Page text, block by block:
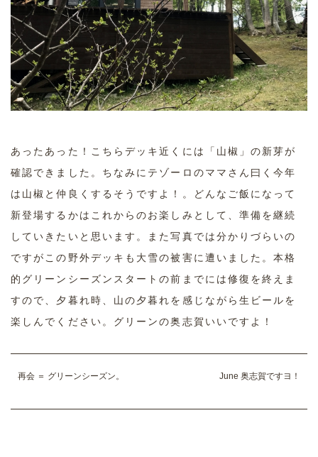
あったあった！こちらデッキ近くには「山椒」の新芽が
確認できました。ちなみにテゾーロのママさん曰く今年
は山椒と仲良くするそうですよ！。どんなご飯になって
新登場するかはこれからのお楽しみとして、準備を継続
していきたいと思います。また写真では分かりづらいの
ですがこの野外デッキも大雪の被害に遭いました。本格
的グリーンシーズンスタートの前までには修復を終えま
すので、夕暮れ時、山の夕暮れを感じながら生ビールを
楽しんでください。グリーンの奥志賀いいですよ！
再会 ＝ グリーンシーズン。 June 奥志賀ですヨ！